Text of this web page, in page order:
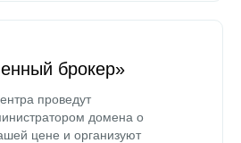
брокер»
проведут
домена о
цене и организуют